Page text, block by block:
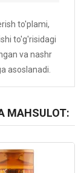
to'plami,
to'g'risidagi
va nashr
asoslanadi.
MAHSULOT: